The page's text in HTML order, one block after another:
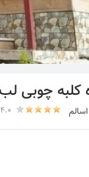
کلبه چوبی
4.0 امتیاز از تعداد 4 رای